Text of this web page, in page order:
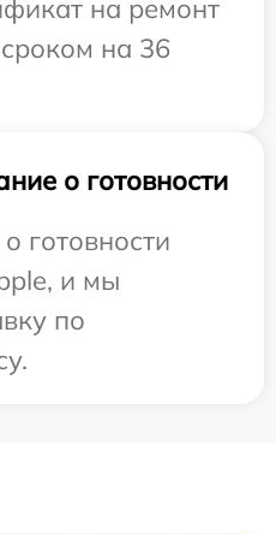
на ремонт
на 36
о готовности
готовности
и мы
по